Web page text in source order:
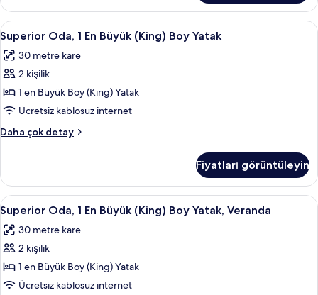
hakkında
daha
fazla
detay
Superior
Oda,
1
En
Büyük
(King)
Boy
Yatak
tüm
fotoğrafları
görün
Superior Oda, 1 En Büyük (King) Boy
4
Superior Oda, 1 En Büyük (King) Boy Yatak
30 metre kare
2 kişilik
1 en Büyük Boy (King) Yatak
Ücretsiz kablosuz internet
Daha çok detay
Superior
Büyük
(King)
Boy
Yatak
hakkında
daha
detay
Fiyatları görüntüleyin
Superior
Oda,
1
En
Büyük
(King)
Superior Oda, 1 En Büyük (King) Boy
3
Superior Oda, 1 En Büyük (King) Boy Yatak, Veranda
30 metre kare
2 kişilik
1 en Büyük Boy (King) Yatak
Ücretsiz kablosuz internet